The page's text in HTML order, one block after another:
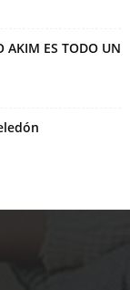
AKIM ES TODO UN